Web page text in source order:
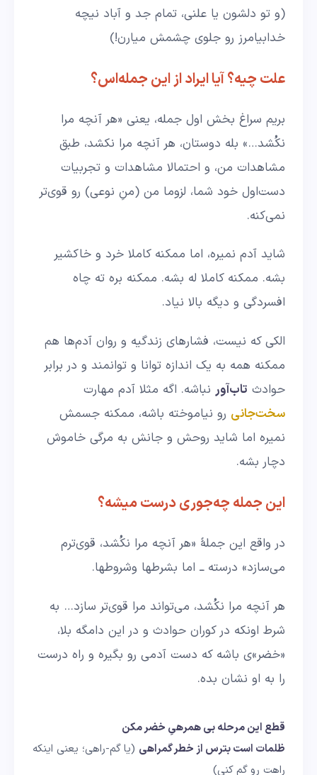
(و تو دلشون یا علنی، تمام جد و آباد نیچه
خدابیامرز رو جلوی چشمش میارن!)
علت چیه؟ آیا ایراد از این جمله‌اس؟
بریم سراغ بخش اول جمله، یعنی «هر آنچه مرا
نکُشد…» بله دوستان، هر آنچه مرا نکشد، طبق
مشاهدات من، و احتمالا مشاهدات و تجربیات
دست‌اول خود شما، لزوما من (منِ نوعی) رو قوی‌تر
نمی‌کنه.
شاید آدم نمیره، اما ممکنه کاملا خرد و خاکشیر
بشه. ممکنه کاملا له بشه. ممکنه بره ته چاه
افسردگی و دیگه بالا نیاد.
الکی که نیست، فشارهای زندگیه و روان آدم‌ها هم
ممکنه همه به یک اندازه توانا و توانمند و در برابر
حوادث تاب‌آور نباشه. اگه مثلا آدم مهارت
سخت‌جانی رو نیاموخته باشه، ممکنه جسمش
نمیره اما شاید روحش و جانش به مرگی خاموش
دچار بشه.
این جمله چه‌جوری درست میشه؟
در واقع این جملهٔ «هر آنچه مرا نکُشد، قوی‌ترم
می‌سازد» درسته ــ اما بشرطها وشروطها.
هر آنچه مرا نکُشد، می‌تواند مرا قوی‌تر سازد… به
شرط اونکه در کوران حوادث و در این دامگه بلا،
«خضر»ی باشه که دست آدمی رو بگیره و راه درست
را به او نشان بده.
قطع این مرحله بی همرهیِ خضر مکن
ظلمات است بترس از خطر گمراهی (یا گم-راهی؛ یعنی اینکه
راهت رو گم کنی)